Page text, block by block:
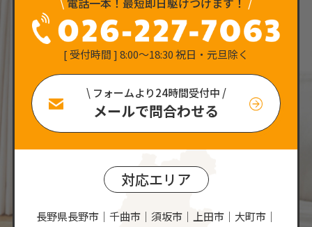
[ 受付時間 ] 8:00〜18:30 祝日・元旦除く
\ フォームより24時間受付中 /
メールで問合わせる
対応エリア
長野県長野市｜千曲市｜須坂市｜上田市｜大町市｜